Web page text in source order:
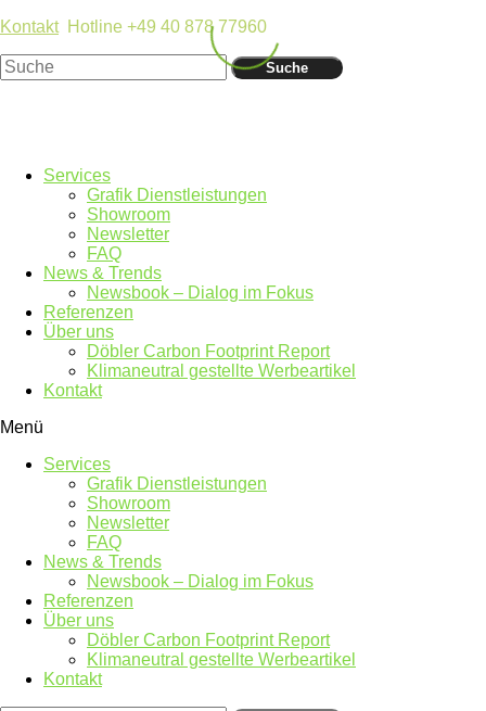
KontaktHotline +49 40 878 77960
Suche
Services
Grafik Dienstleistungen
Showroom
Newsletter
FAQ
News & Trends
Newsbook – Dialog im Fokus
Referenzen
Über uns
Döbler Carbon Footprint Report
Klimaneutral gestellte Werbeartikel
Kontakt
Menü
Services
Grafik Dienstleistungen
Showroom
Newsletter
FAQ
News & Trends
Newsbook – Dialog im Fokus
Referenzen
Über uns
Döbler Carbon Footprint Report
Klimaneutral gestellte Werbeartikel
Kontakt